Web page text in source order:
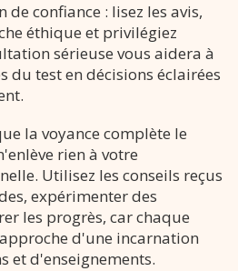
de confiance : lisez les avis,
éthique et privilégiez
sérieuse vous aidera à
du test en décisions éclairées
la voyance complète le
rien à votre
Utilisez les conseils reçus
expérimenter des
les progrès, car chaque
d'une incarnation
et d'enseignements.